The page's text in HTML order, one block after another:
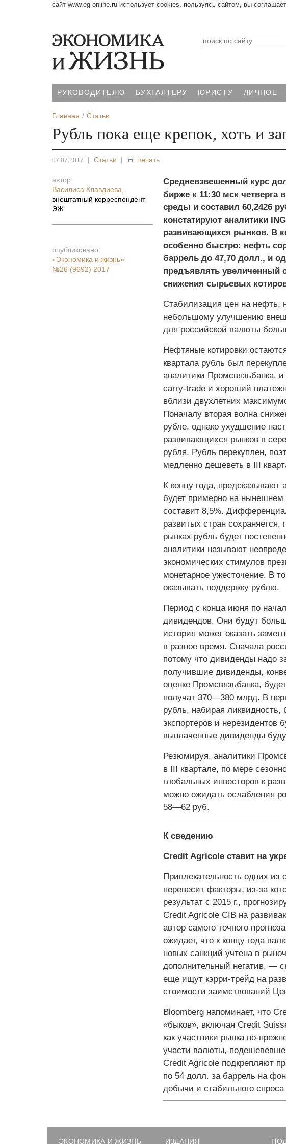
сайт www.eg-online.ru использует cookies. пользуясь сайтом, вы
РУКОВОДИТЕЛЮ БУХГАЛТЕРУ ЮРИСТУ ЛИЧНОЕ
Главная Статьи
Рубль пока еще крепок, хоть и
07.07.2017 | Статьи | печать
автор:
Василиса Клавдиева
внештатный корреспондент
ЭЖ
опубликовано:
«Экономика и жизнь»
№26 (9692) 2017
Средневзвешенный курс
бирже к 11:30 мск четверга
среды и составил 60,2426
констатируют аналитики
развивающихся рынков. В
особенно быстро: нефть
баррель до 47,70 долл., и
предъявлять увеличенный
снижения сырьевых
Стабилизация цен на нефть,
небольшому улучшению
для российской валюты
Нефтяные котировки
квартала рубль был
аналитики Промсвязьбанка,
сarry-trade и хороший
вблизи двухлетних
Поначалу вторая волна
рубле, однако ухудшение
развивающихся рынков в
рубля. Рубль перекуплен,
медленно дешеветь в III
К концу года,
будет примерно на
составит 8,5%.
развитых стран сохраняется,
рынках рубль будет
аналитики называют
экономических стимулов
монетарное ужесточение. В
оказывать поддержку рублю.
Период с конца июня по
дивидендов. Они будут
история может оказать
в разное время. Сначала
потому что дивиденды надо
получившие дивиденды,
оценке Промсвязьбанка,
получат 370—380 млрд. В
рубль, набирая ликвидность,
экспортеров и нерезидентов
выплаченные дивиденды
Резюмируя, аналитики
в III квартале, по мере
глобальных инвесторов к
можно ожидать ослабления
58—62 руб.
К сведению
Credit Agricole ставит на
Привлекательность одних
перевесит факторы, из-за
результат с 2015 г.,
Credit Agricole CIB на
автор самого точного
ожидает, что к концу года
новых санкций учтена в
дополнительный негатив, —
еще ищут кэрри-трейд на
стоимости заимствований
Bloomberg напоминает, что
«быков», включая Credit
как участники рынка по-
участи валюты,
Credit Agricole подкрепляют
по 54 долл. за баррель на
добычи и стабильного
ЭКОНОМИКА И ЖИЗНЬ ИЗДАНИЯ